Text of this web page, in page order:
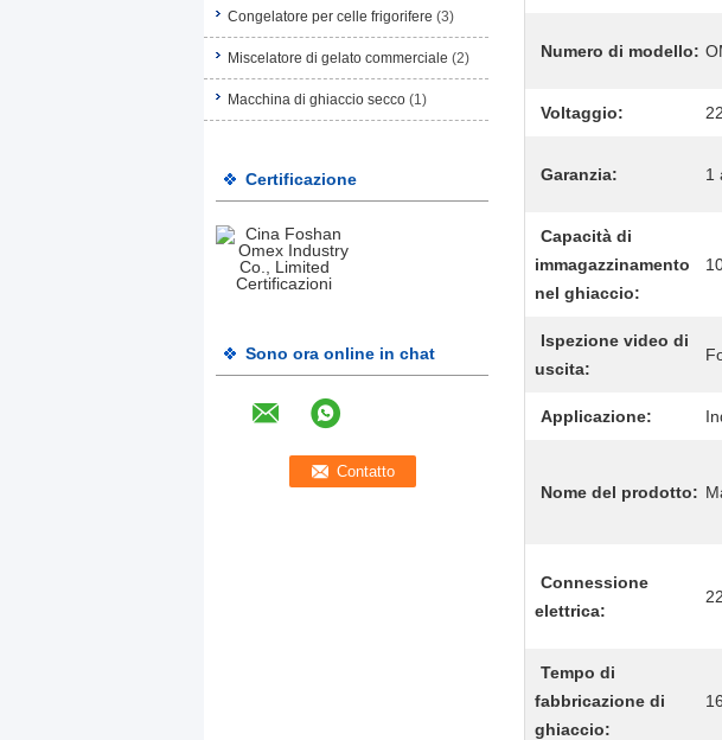
Congelatore per celle frigorifere (3)
Miscelatore di gelato commerciale (2)
Macchina di ghiaccio secco (1)
Certificazione
Sono ora online in chat
Numero di modello:
Voltaggio:
Garanzia: 1
Capacità di
immagazzinamento
nel ghiaccio:
Ispezione video di
uscita:
Applicazione:
Nome del prodotto:
Connessione
elettrica:
Tempo di
fabbricazione di
ghiaccio: